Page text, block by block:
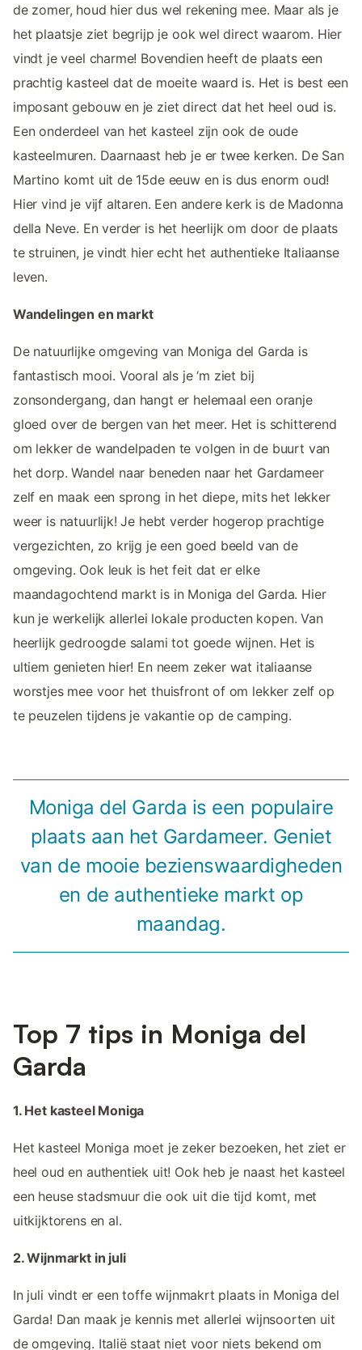
de zomer, houd hier dus wel rekening mee. Maar als je
het plaatsje ziet begrijp je ook wel direct waarom. Hier
vindt je veel charme! Bovendien heeft de plaats een
prachtig kasteel dat de moeite waard is. Het is best een
imposant gebouw en je ziet direct dat het heel oud is.
Een onderdeel van het kasteel zijn ook de oude
kasteelmuren. Daarnaast heb je er twee kerken. De San
Martino komt uit de 15de eeuw en is dus enorm oud!
Hier vind je vijf altaren. Een andere kerk is de Madonna
della Neve. En verder is het heerlijk om door de plaats
te struinen, je vindt hier echt het authentieke Italiaanse
leven.
Wandelingen en markt
De natuurlijke omgeving van Moniga del Garda is
fantastisch mooi. Vooral als je ‘m ziet bij
zonsondergang, dan hangt er helemaal een oranje
gloed over de bergen van het meer. Het is schitterend
om lekker de wandelpaden te volgen in de buurt van
het dorp. Wandel naar beneden naar het Gardameer
zelf en maak een sprong in het diepe, mits het lekker
weer is natuurlijk! Je hebt verder hogerop prachtige
vergezichten, zo krijg je een goed beeld van de
omgeving. Ook leuk is het feit dat er elke
maandagochtend markt is in Moniga del Garda. Hier
kun je werkelijk allerlei lokale producten kopen. Van
heerlijk gedroogde salami tot goede wijnen. Het is
ultiem genieten hier! En neem zeker wat italiaanse
worstjes mee voor het thuisfront of om lekker zelf op
te peuzelen tijdens je vakantie op de camping.
Moniga del Garda is een populaire
plaats aan het Gardameer. Geniet
van de mooie bezienswaardigheden
en de authentieke markt op
maandag.
Top 7 tips in Moniga del
Garda
1. Het kasteel Moniga
Het kasteel Moniga moet je zeker bezoeken, het ziet er
heel oud en authentiek uit! Ook heb je naast het kasteel
een heuse stadsmuur die ook uit die tijd komt, met
uitkijktorens en al.
2. Wijnmarkt in juli
In juli vindt er een toffe wijnmakrt plaats in Moniga del
Garda! Dan maak je kennis met allerlei wijnsoorten uit
de omgeving. Italië staat niet voor niets bekend om